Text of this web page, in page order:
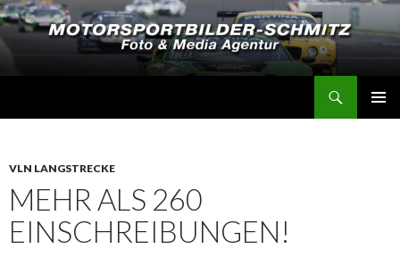
VLN LANGSTRECKE
MEHR ALS 260
EINSCHREIBUNGEN!